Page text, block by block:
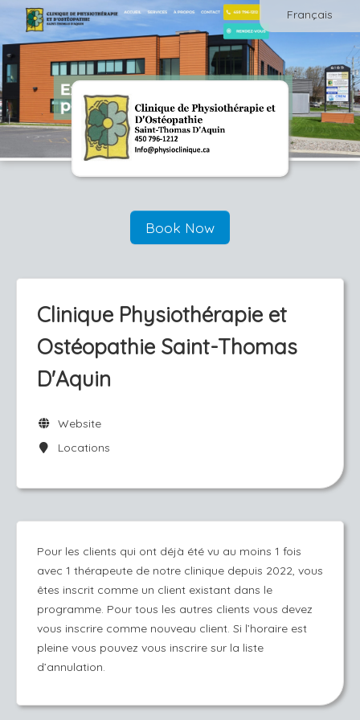
Français
Book Now
Clinique Physiothérapie et
Ostéopathie Saint-Thomas
D'Aquin
Website
Locations
Pour les clients qui ont déjà été vu au moins 1 fois
avec 1 thérapeute de notre clinique depuis 2022, vous
êtes inscrit comme un client existant dans le
programme. Pour tous les autres clients vous devez
vous inscrire comme nouveau client. Si l’horaire est
pleine vous pouvez vous inscrire sur la liste
d’annulation.